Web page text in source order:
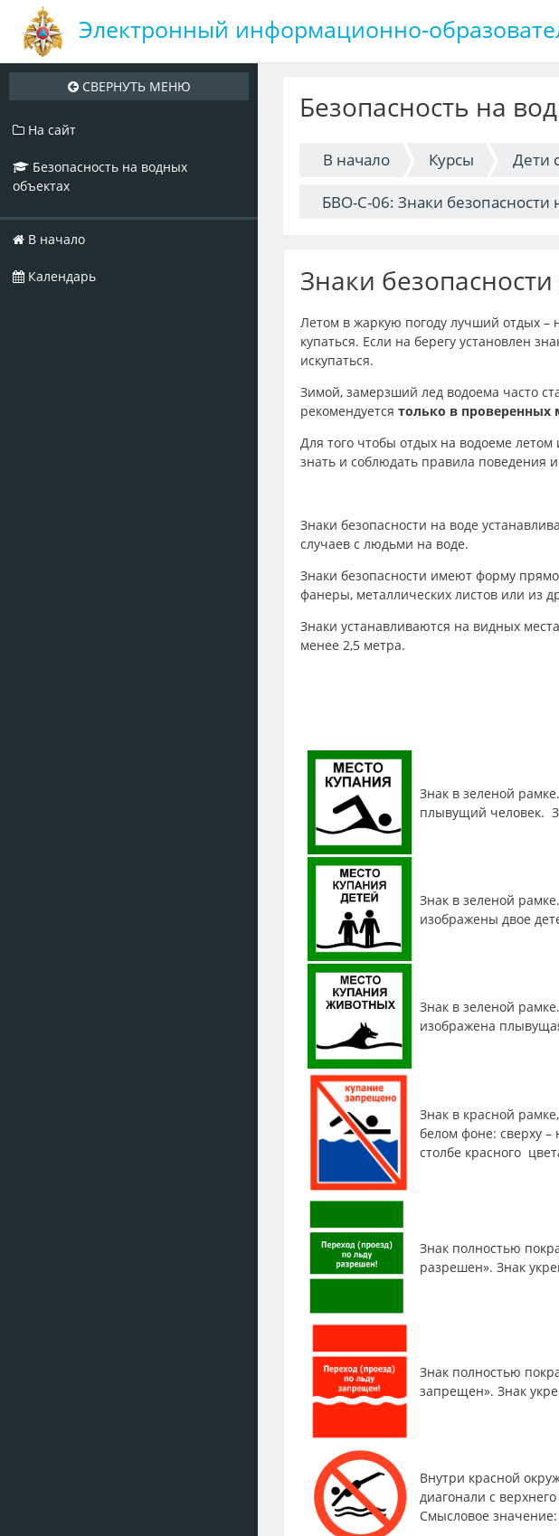
основному
Электронный информационно-
Безопасность на
В начало Курсы Дети
БВО-С-06: Знаки безопасности
Знаки
Летом в жаркую погоду лучший отдых –
купаться. Если на берегу установлен
искупаться.
Зимой, замерзший лед водоема часто
рекомендуется только в проверенных
Для того чтобы отдых на водоеме
знать и соблюдать правила поведения
Знаки безопасности на воде
случаев с людьми на воде.
Знаки безопасности имеют форму
фанеры, металлических листов или из
Знаки устанавливаются на видных
менее 2,5 метра.
Знак в зеленой
плывущий человек.
Знак в зеленой
изображены двое
Знак в зеленой
изображена
Знак в красной
белом фоне: сверху
столбе красного
Знак полностью
разрешен». Знак
Знак полностью
запрещен». Знак
Внутри красной
диагонали с
Смысловое
На сайт
Безопасность на водных
объектах
В начало
Календарь